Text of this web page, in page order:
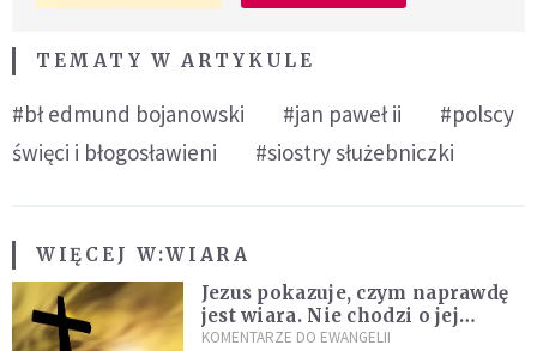
TEMATY W ARTYKULE
#bł edmund bojanowski #jan paweł ii
#polscy
święci i błogosławieni
#siostry służebniczki
WIĘCEJ W:WIARA
Jezus pokazuje, czym naprawdę
jest wiara. Nie chodzi o jej
wielkość
KOMENTARZE DO EWANGELII